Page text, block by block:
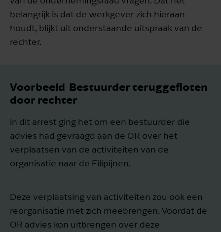
belangrijk is dat de werkgever zich hieraan
houdt, blijkt uit onderstaande uitspraak van de
rechter.
Voorbeeld ­ Bestuurder teruggefloten
door rechter
In dit arrest ging het om een bestuurder die
advies had gevraagd aan de OR over het
verplaatsen van de activiteiten van de
organisatie naar de Filipijnen.
Deze verplaatsing van activiteiten zou ook een
reorganisatie met zich meebrengen. Voordat de
OR advies kon uitbrengen over deze